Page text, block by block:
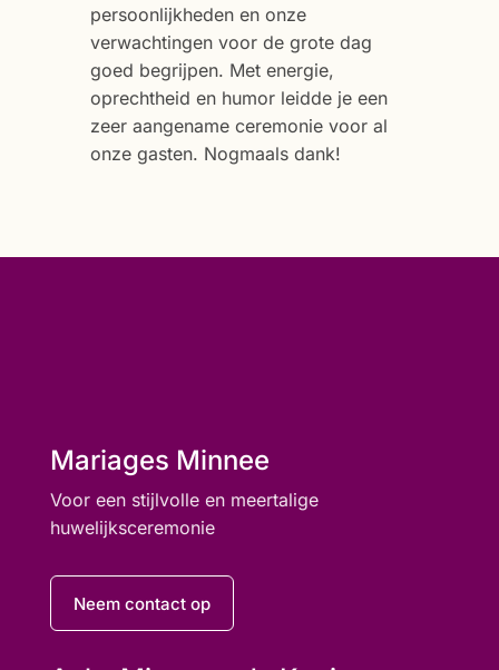
persoonlijkheden en onze
verwachtingen voor de grote dag
goed begrijpen. Met energie,
oprechtheid en humor leidde je een
zeer aangename ceremonie voor al
onze gasten. Nogmaals dank!
Mariages Minnee
Voor een stijlvolle en meertalige
huwelijksceremonie
Neem contact op